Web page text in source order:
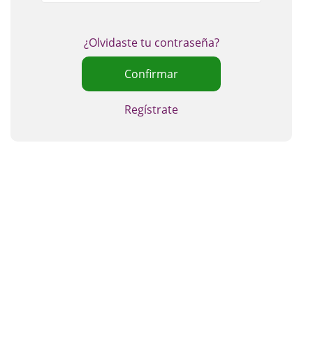
¿Olvidaste tu contraseña?
Regístrate